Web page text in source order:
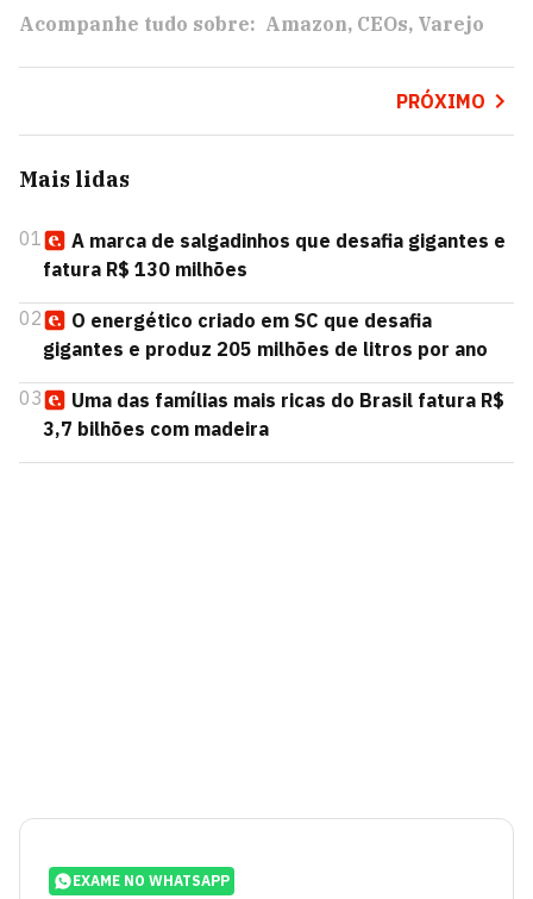
Acompanhe tudo sobre: Amazon CEOs Varejo
PRÓXIMO
Mais lidas
01
A marca de salgadinhos que desafia gigantes e
fatura R$ 130 milhões
02
O energético criado em SC que desafia
gigantes e produz 205 milhões de litros por ano
03
Uma das famílias mais ricas do Brasil fatura R$
3,7 bilhões com madeira
EXAME NO WHATSAPP